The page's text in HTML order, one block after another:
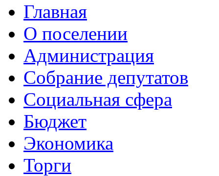
Главная
О поселении
Администрация
Собрание депутатов
Социальная сфера
Бюджет
Экономика
Торги